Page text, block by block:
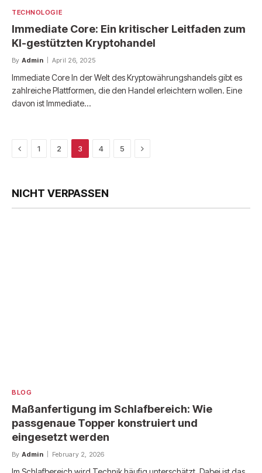
TECHNOLOGIE
Immediate Core: Ein kritischer Leitfaden zum
KI-gestützten Kryptohandel
By Admin April 26, 2025
Immediate Core In der Welt des Kryptowährungshandels gibt es
zahlreiche Plattformen, die den Handel erleichtern wollen. Eine
davon ist Immediate…
Previous
1 2 3 4 5 Next
NICHT VERPASSEN
BLOG
Maßanfertigung im Schlafbereich: Wie
passgenaue Topper konstruiert und
eingesetzt werden
By Admin February 2, 2026